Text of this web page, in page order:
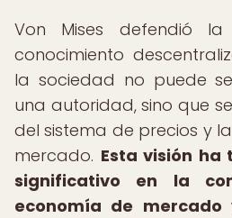
Von Mises defendió
conocimiento
la sociedad no puede
una autoridad, sino que
del sistema de precios y
mercado. Esta visión ha
significativo en la
economía de